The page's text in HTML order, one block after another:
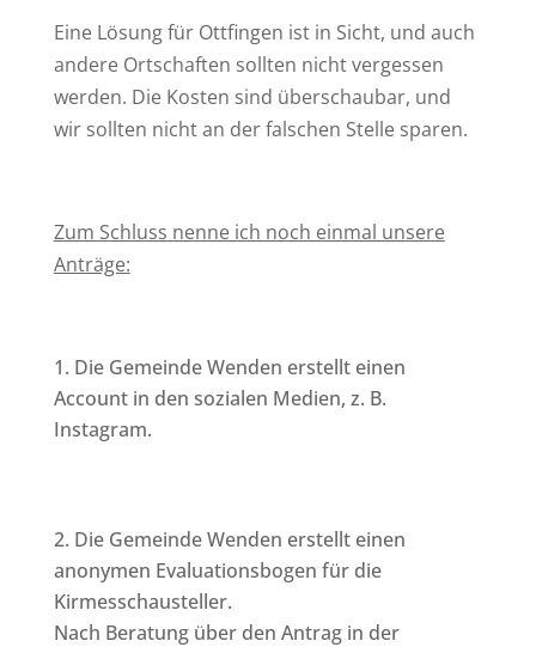
Eine Lösung für Ottfingen ist in Sicht, und auch
andere Ortschaften sollten nicht vergessen
werden. Die Kosten sind überschaubar, und
wir sollten nicht an der falschen Stelle sparen.
Zum Schluss nenne ich noch einmal unsere
Anträge:
Die Gemeinde Wenden erstellt einen
Account in den sozialen Medien, z. B.
Instagram.
Die Gemeinde Wenden erstellt einen
anonymen Evaluationsbogen für die
Kirmesschausteller.
Nach Beratung über den Antrag in der